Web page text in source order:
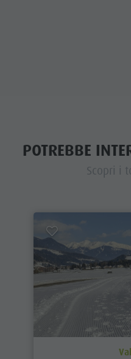
POTREBBE
Scopri i